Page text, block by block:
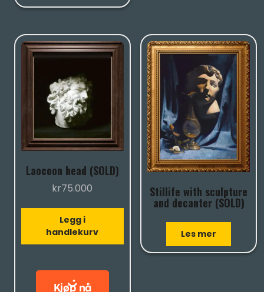
Laocoon head (SOLD)
kr75.000
Legg i
handlekurv
Stillife with sculpture
and decanter (SOLD)
Les mer